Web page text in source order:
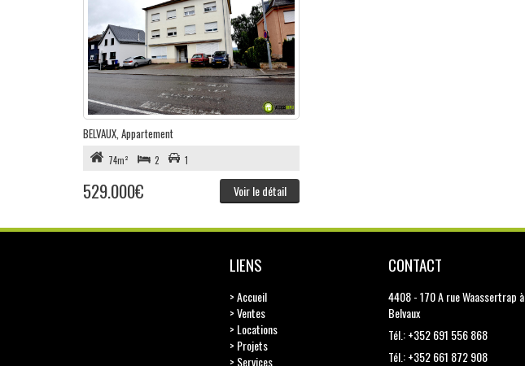
BELVAUX , Appartement
74m² 2 1
529.000€ Voir le détail
LIENS
> Accueil
> Ventes
> Locations
> Projets
> Services
CONTACT
4408 - 170 A rue Waassertrap à
Belvaux
Tél.: +352 691 556 868
Tél.: +352 661 872 908